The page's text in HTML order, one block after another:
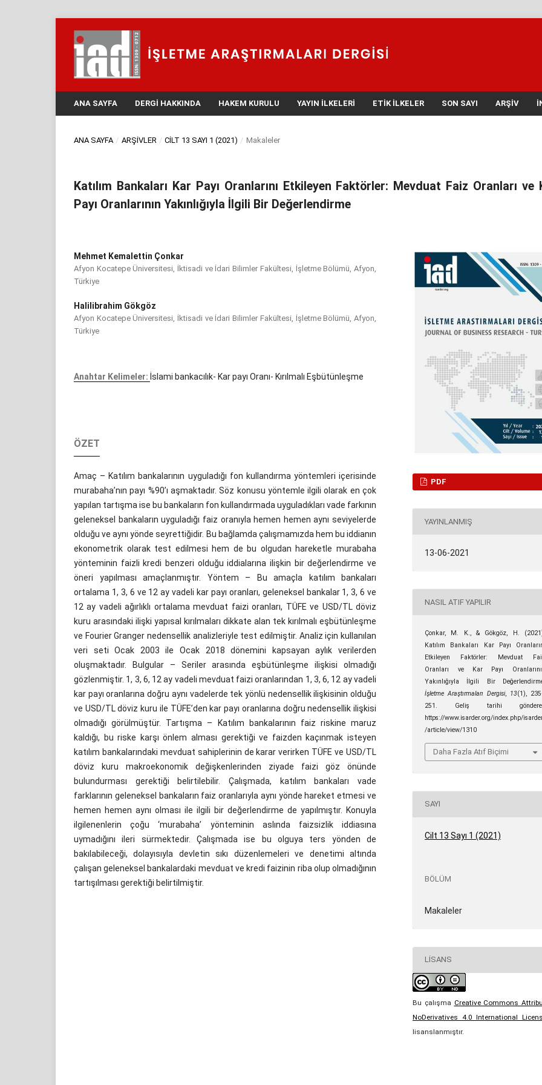
ANA SAYFA DERGI HAKKINDA HAKEM KURULU YAYIN İLKELERI ETIK İLKELER SON SAYI ARŞIV
ANA SAYFA / ARŞIVLER / CILT 13 SAYI 1 (2021) / Makaleler
Katılım Bankaları Kar Payı Oranlarını Etkileyen Faktörler: Mevduat Faiz Oranları ve
Payı Oranlarının Yakınlığıyla İlgili Bir Değerlendirme
Mehmet Kemalettin Çonkar
Afyon Kocatepe Üniversitesi, İktisadi ve İdari Bilimler Fakültesi, İşletme Bölümü, Afyon,
Türkiye
Halilibrahim Gökgöz
Afyon Kocatepe Üniversitesi, İktisadi ve İdari Bilimler Fakültesi, İşletme Bölümü, Afyon,
Türkiye
Anahtar Kelimeler: İslami bankacılık- Kar payı Oranı- Kırılmalı Eşbütünleşme
ÖZET
Amaç – Katılım bankalarının uyguladığı fon kullandırma yöntemleri içerisinde
murabaha’nın payı %90’ı aşmaktadır. Söz konusu yöntemle ilgili olarak en çok
yapılan tartışma ise bu bankaların fon kullandırmada uyguladıkları vade farkının
geleneksel bankaların uyguladığı faiz oranıyla hemen hemen aynı seviyelerde
olduğu ve aynı yönde seyrettiğidir. Bu bağlamda çalışmamızda hem bu iddianın
ekonometrik olarak test edilmesi hem de bu olgudan hareketle murabaha
yönteminin faizli kredi benzeri olduğu iddialarına ilişkin bir değerlendirme ve
öneri yapılması amaçlanmıştır. Yöntem – Bu amaçla katılım bankaları
ortalama 1, 3, 6 ve 12 ay vadeli kar payı oranları, geleneksel bankalar 1, 3, 6 ve
12 ay vadeli ağırlıklı ortalama mevduat faizi oranları, TÜFE ve USD/TL döviz
kuru arasındaki ilişki yapısal kırılmaları dikkate alan tek kırılmalı eşbütünleşme
ve Fourier Granger nedensellik analizleriyle test edilmiştir. Analiz için kullanılan
veri seti Ocak 2003 ile Ocak 2018 dönemini kapsayan aylık verilerden
oluşmaktadır. Bulgular – Seriler arasında eşbütünleşme ilişkisi olmadığı
gözlenmiştir. 1, 3, 6, 12 ay vadeli mevduat faizi oranlarından 1, 3, 6, 12 ay vadeli
kar payı oranlarına doğru aynı vadelerde tek yönlü nedensellik ilişkisinin olduğu
ve USD/TL döviz kuru ile TÜFE’den kar payı oranlarına doğru nedensellik ilişkisi
olmadığı görülmüştür. Tartışma – Katılım bankalarının faiz riskine maruz
kaldığı, bu riske karşı önlem alması gerektiği ve faizden kaçınmak isteyen
katılım bankalarındaki mevduat sahiplerinin de karar verirken TÜFE ve USD/TL
döviz kuru makroekonomik değişkenlerinden ziyade faizi göz önünde
bulundurması gerektiği belirtilebilir. Çalışmada, katılım bankaları vade
farklarının geleneksel bankaların faiz oranlarıyla aynı yönde hareket etmesi ve
hemen hemen aynı olması ile ilgili bir değerlendirme de yapılmıştır. Konuyla
ilgilenenlerin çoğu ‘murabaha’ yönteminin aslında faizsizlik iddiasına
uymadığını ileri sürmektedir. Çalışmada ise bu olguya ters yönden de
bakılabileceği, dolayısıyla devletin sıkı düzenlemeleri ve denetimi altında
çalışan geleneksel bankalardaki mevduat ve kredi faizinin riba olup olmadığının
tartışılması gerektiği belirtilmiştir.
PDF
YAYINLANMIŞ
13-06-2021
NASIL ATIF YAPILIR
Çonkar, M. K., & Gökgöz, H.
Katılım Bankaları Kar Payı
Etkileyen Faktörler: Mevduat
Oranları ve Kar Payı
Yakınlığıyla İlgili Bir
İşletme Araştırmaları Dergisi, 13(1),
251. Geliş tarihi
https://www.isarder.org/index.php/
/article/view/1310
Daha Fazla Atıf Biçimi
SAYI
Cilt 13 Sayı 1 (2021)
BÖLÜM
Makaleler
LISANS
Bu çalışma Creative Commons
NoDerivatives 4.0 International
lisanslanmıştır.